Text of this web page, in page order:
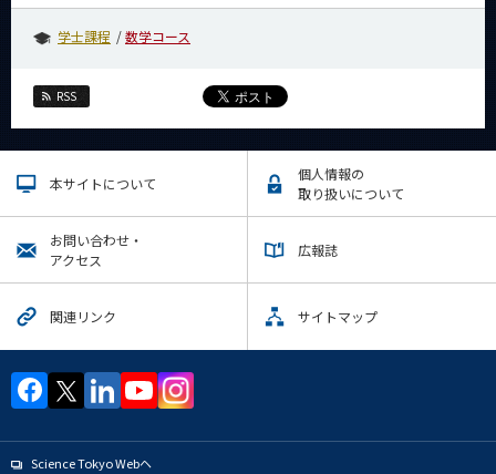
学士課程 数学コース
RSS
本サイトについて
個人情報の
取り扱いについて
お問い合わせ・
アクセス
広報誌
関連リンク サイトマップ
Science Tokyo Webヘ